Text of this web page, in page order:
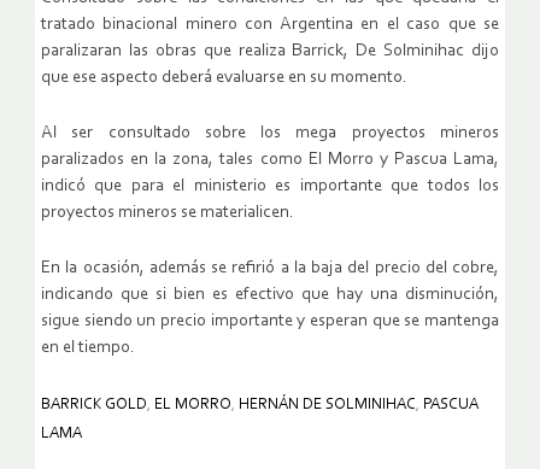
tratado binacional minero con Argentina en el caso que se
paralizaran las obras que realiza Barrick, De Solminihac dijo
que ese aspecto deberá evaluarse en su momento.
Al ser consultado sobre los mega proyectos mineros
paralizados en la zona, tales como El Morro y Pascua Lama,
indicó que para el ministerio es importante que todos los
proyectos mineros se materialicen.
En la ocasión, además se refirió a la baja del precio del cobre,
indicando que si bien es efectivo que hay una disminución,
sigue siendo un precio importante y esperan que se mantenga
en el tiempo.
BARRICK GOLD EL MORRO HERNÁN DE SOLMINIHAC
PASCUA
LAMA